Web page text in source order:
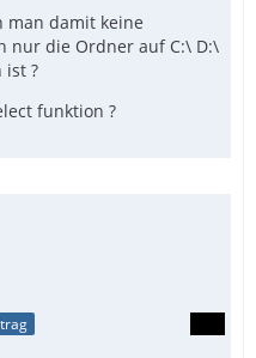
man damit keine
nur die Ordner auf C:\ D:\
ist ?
funktion ?